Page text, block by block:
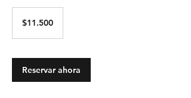
chilenos
$11.500
Reservar ahora